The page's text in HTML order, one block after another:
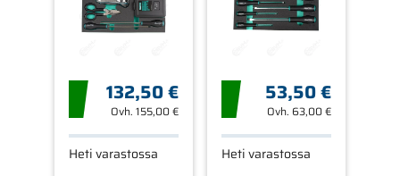
132,50 €
Ovh. 155,00 €
Heti varastossa
53,50 €
Ovh. 63,00 €
Heti varastossa